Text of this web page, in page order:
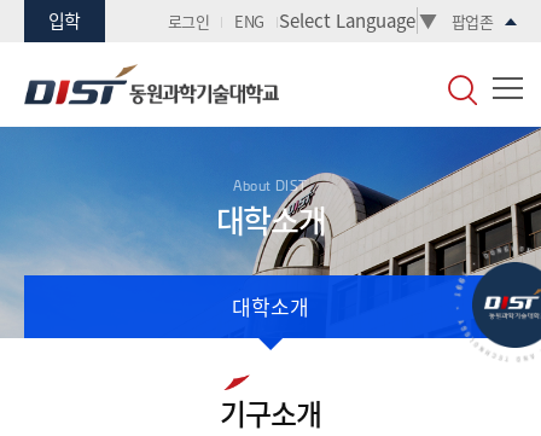
입학 로그인 ENG Select Language▼ 팝업존
About DIST
대학소개
대학소개
기구소개